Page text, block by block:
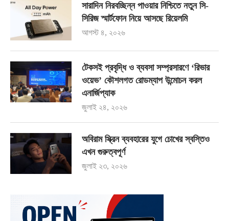
সারাদিন নিরবচ্ছিন্ন পাওয়ার নিশ্চিতে নতুন সি-
সিরিজ স্মার্টফোন নিয়ে আসছে রিয়েলমি
আগস্ট ৪, ২০২৬
টেকসই প্রবৃদ্ধি ও ব্যবসা সম্প্রসারণে ‘রিভার
ওয়েভ’ কৌশলগত রোডম্যাপ উন্মোচন করল
এনার্জিপ্যাক
জুলাই ২৪, ২০২৬
অবিরাম স্ক্রিন ব্যবহারের যুগে চোখের স্বস্তিও
এখন গুরুত্বপূর্ণ
জুলাই ২৩, ২০২৬